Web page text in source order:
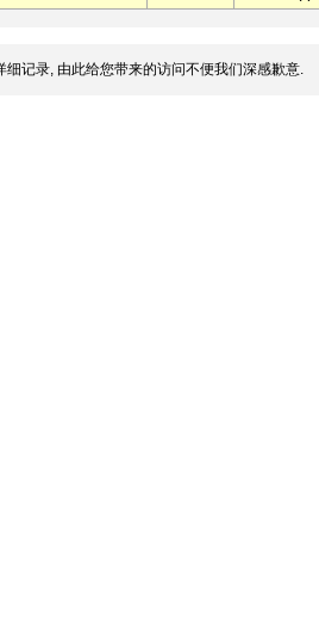
记录, 由此给您带来的访问不便我们深感歉意.